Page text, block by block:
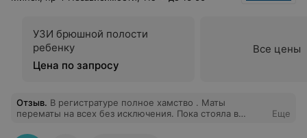
УЗИ брюшной полости
ребенку
Цена по запросу
Все цены
Отзыв. В регистратуре полное хамство . Маты
перематы на всех без исключения. Пока стояла в
Еще